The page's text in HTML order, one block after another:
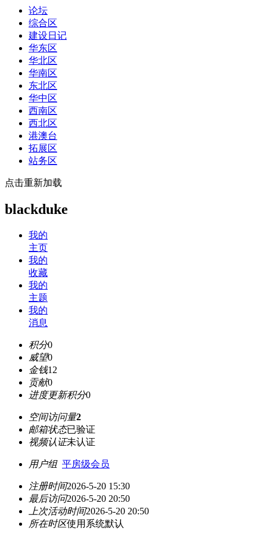
论坛
综合区
建设日记
华东区
华北区
华南区
东北区
华中区
西南区
西北区
港澳台
拓展区
站务区
点击重新加载
blackduke
我的
主页
我的
收藏
我的
主题
我的
消息
积分0
威望0
金钱12
贡献0
进度更新积分0
空间访问量2
邮箱状态已验证
视频认证未认证
用户组 平房级会员
注册时间2026-5-20 15:30
最后访问2026-5-20 20:50
上次活动时间2026-5-20 20:50
所在时区使用系统默认